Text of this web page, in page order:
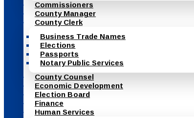
Commissioners
County Manager
County Clerk
Business Trade Names
Elections
Passports
Notary Public Services
County Counsel
Economic Development
Election Board
Finance
Human Services